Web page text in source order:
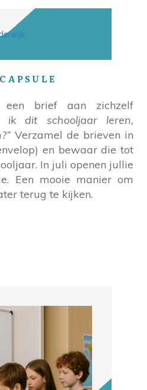
brief aan zichzelf
ik dit schooljaar leren,
Verzamel de brieven in
en bewaar die tot
In juli openen jullie
Een mooie manier om
terug te kijken.